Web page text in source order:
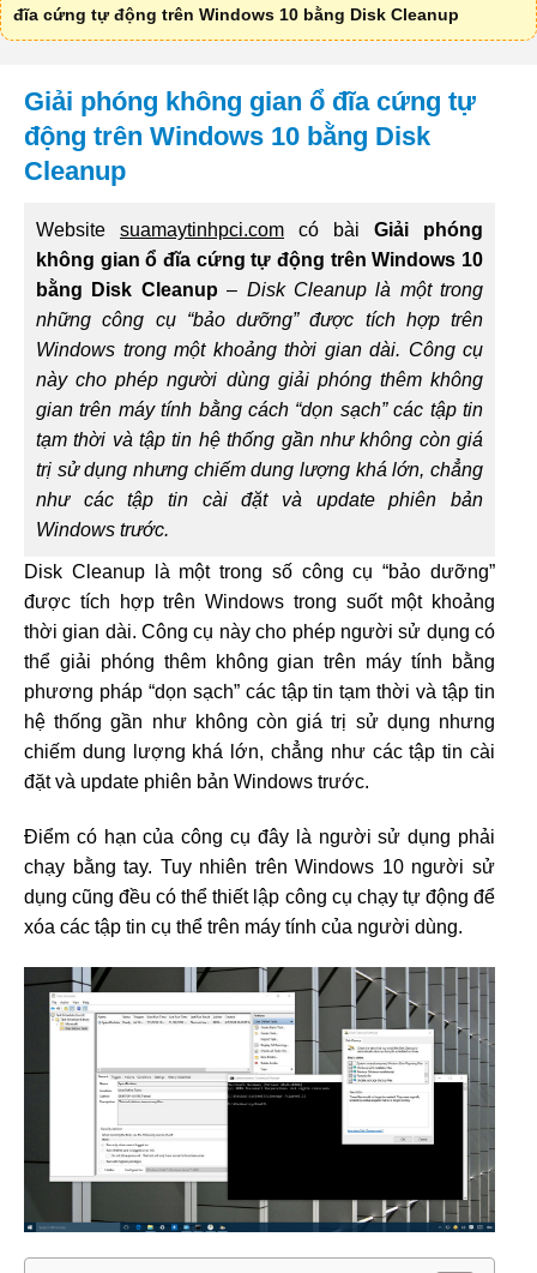
đĩa cứng tự động trên Windows 10 bằng Disk Cleanup
Giải phóng không gian ổ đĩa cứng tự
động trên Windows 10 bằng Disk
Cleanup
Website suamaytinhpci.com có bài Giải phóng
không gian ổ đĩa cứng tự động trên Windows 10
bằng Disk Cleanup – Disk Cleanup là một trong
những công cụ “bảo dưỡng” được tích hợp trên
Windows trong một khoảng thời gian dài. Công cụ
này cho phép người dùng giải phóng thêm không
gian trên máy tính bằng cách “dọn sạch” các tập tin
tạm thời và tập tin hệ thống gần như không còn giá
trị sử dụng nhưng chiếm dung lượng khá lớn, chẳng
như các tập tin cài đặt và update phiên bản
Windows trước.
Disk Cleanup là một trong số công cụ “bảo dưỡng”
được tích hợp trên Windows trong suốt một khoảng
thời gian dài. Công cụ này cho phép người sử dụng có
thể giải phóng thêm không gian trên máy tính bằng
phương pháp “dọn sạch” các tập tin tạm thời và tập tin
hệ thống gần như không còn giá trị sử dụng nhưng
chiếm dung lượng khá lớn, chẳng như các tập tin cài
đặt và update phiên bản Windows trước.
Điểm có hạn của công cụ đây là người sử dụng phải
chạy bằng tay. Tuy nhiên trên Windows 10 người sử
dụng cũng đều có thể thiết lập công cụ chạy tự động để
xóa các tập tin cụ thể trên máy tính của người dùng.